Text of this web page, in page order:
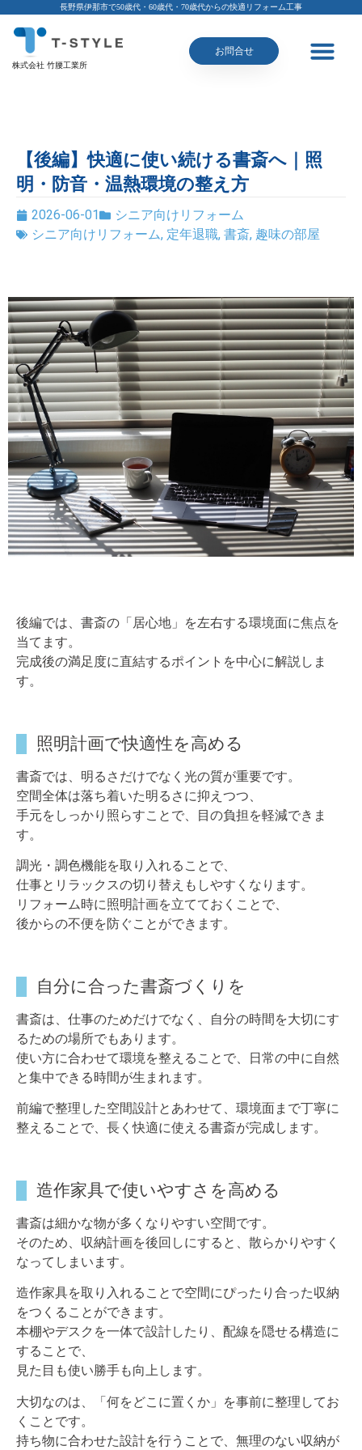
長野県伊那市で50歳代・60歳代・70歳代からの快適リフォーム工事
株式会社 竹腰工業所
お問合せ
【後編】快適に使い続ける書斎へ｜照
明・防音・温熱環境の整え方
2026-06-01
シニア向けリフォーム
シニア向けリフォーム, 定年退職, 書斎, 趣味の部屋
後編では、書斎の「居心地」を左右する環境面に焦点を
当てます。
完成後の満足度に直結するポイントを中心に解説しま
す。
照明計画で快適性を高める
書斎では、明るさだけでなく光の質が重要です。
空間全体は落ち着いた明るさに抑えつつ、
手元をしっかり照らすことで、目の負担を軽減できま
す。
調光・調色機能を取り入れることで、
仕事とリラックスの切り替えもしやすくなります。
リフォーム時に照明計画を立てておくことで、
後からの不便を防ぐことができます。
自分に合った書斎づくりを
書斎は、仕事のためだけでなく、自分の時間を大切にす
るための場所でもあります。
使い方に合わせて環境を整えることで、日常の中に自然
と集中できる時間が生まれます。
前編で整理した空間設計とあわせて、環境面まで丁寧に
整えることで、長く快適に使える書斎が完成します。
造作家具で使いやすさを高める
書斎は細かな物が多くなりやすい空間です。
そのため、収納計画を後回しにすると、散らかりやすく
なってしまいます。
造作家具を取り入れることで空間にぴったり合った収納
をつくることができます。
本棚やデスクを一体で設計したり、配線を隠せる構造に
することで、
見た目も使い勝手も向上します。
大切なのは、「何をどこに置くか」を事前に整理してお
くことです。
持ち物に合わせた設計を行うことで、無理のない収納が